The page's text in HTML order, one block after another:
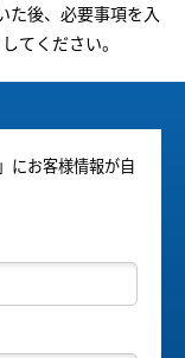
た後、必要事項を入
てください。
にお客様情報が自